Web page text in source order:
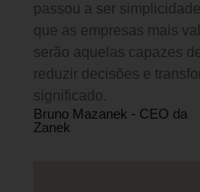
passou a ser
que as empresas mais
serão aquelas capazes
reduzir decisões e
significado.
Bruno Mazanek - CEO da
Zanek